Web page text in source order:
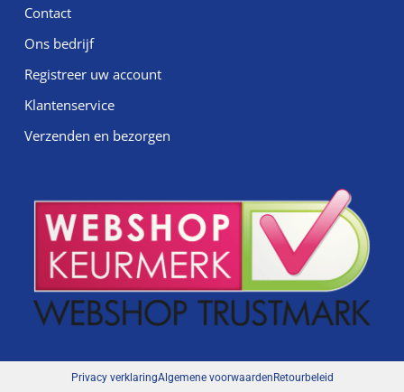
Contact
Ons bedrijf
Registreer uw account
Klantenservice
Verzenden en bezorgen
Privacy verklaringAlgemene voorwaarden Retourbeleid